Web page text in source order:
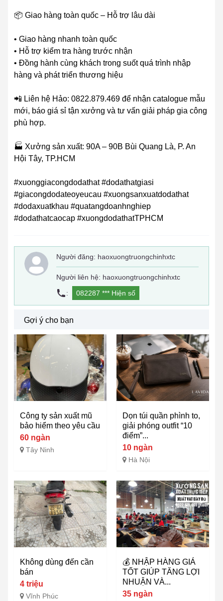
📦 Giao hàng toàn quốc – Hỗ trợ lâu dài
• Giao hàng nhanh toàn quốc
• Hỗ trợ kiểm tra hàng trước nhận
• Đồng hành cùng khách trong suốt quá trình nhập
hàng và phát triển thương hiệu
📲 Liên hệ Hảo: 0822.879.469 để nhận catalogue mẫu
mới, báo giá sỉ tận xưởng và tư vấn giải pháp gia công
phù hợp.
🏭 Xưởng sản xuất: 90A – 90B Bùi Quang Là, P. An
Hội Tây, TP.HCM
#xuonggiacongdodathat #dodathatgiasi
#giacongdodateoyeucau #xuongsanxuatdodathat
#dodaxuatkhau #quatangdoanhnghiep
#dodathatcaocap #xuongdodathatTPHCM
Người đăng: haoxuongtruongchinhxtc
Người liên hệ: haoxuongtruongchinhxtc
:
082287 *** Hiện số
Gợi ý cho bạn
Công ty sản xuất mũ
bảo hiểm theo yêu cầu
60 ngàn
Tây Ninh
Dọn túi quần phình to,
giải phóng outfit “10
điểm”...
10 ngàn
Hà Nội
Không dùng đến cần
bán
4 triệu
Vĩnh Phúc
💰 NHẬP HÀNG GIÁ
TỐT GIÚP TĂNG LỢI
NHUẬN VÀ...
35 ngàn